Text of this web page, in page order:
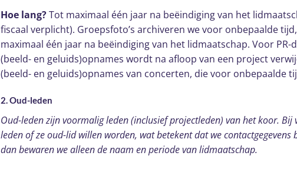
Hoe lang?Tot maximaal één jaar na beëindiging van het
fiscaal verplicht). Groepsfoto’s archiveren we voor onbepaalde
maximaal één jaar na beëindiging van het lidmaatschap. Voor
(beeld- en geluids)opnames wordt na afloop van een project
(beeld- en geluids)opnames van concerten, die voor onbepaalde
2. Oud-leden
Oud-leden zijn voormalig leden (inclusief projectleden) van het koor. Bij
leden of ze oud-lid willen worden, wat betekent dat we contactgegevens
dan bewaren we alleen de naam en periode van lidmaatschap.